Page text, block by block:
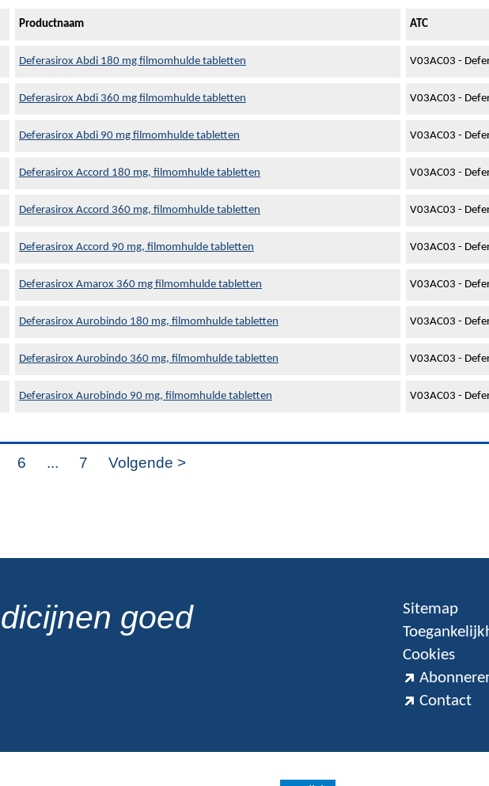
Productnaam ATC
Deferasirox Abdi 180 mg filmomhulde tabletten V03AC03 -
Deferasirox Abdi 360 mg filmomhulde tabletten V03AC03 -
Deferasirox Abdi 90 mg filmomhulde tabletten V03AC03 -
Deferasirox Accord 180 mg, filmomhulde tabletten V03AC03 -
Deferasirox Accord 360 mg, filmomhulde tabletten V03AC03 -
Deferasirox Accord 90 mg, filmomhulde tabletten V03AC03 -
Deferasirox Amarox 360 mg filmomhulde tabletten V03AC03 -
Deferasirox Aurobindo 180 mg, filmomhulde tabletten V03AC03 -
Deferasirox Aurobindo 360 mg, filmomhulde tabletten V03AC03 -
Deferasirox Aurobindo 90 mg, filmomhulde tabletten V03AC03 -
6 ... 7 Volgende >
goed
Sitemap
Cookies
Contact